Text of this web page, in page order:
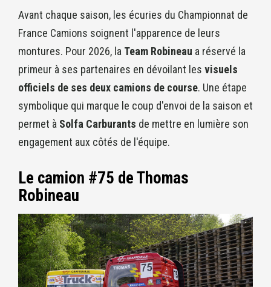
Avant chaque saison, les écuries du Championnat de
France Camions soignent l'apparence de leurs
montures. Pour 2026, la Team Robineau a réservé la
primeur à ses partenaires en dévoilant les visuels
officiels de ses deux camions de course. Une étape
symbolique qui marque le coup d'envoi de la saison et
permet à Solfa Carburants de mettre en lumière son
engagement aux côtés de l'équipe.
Le camion #75 de Thomas
Robineau